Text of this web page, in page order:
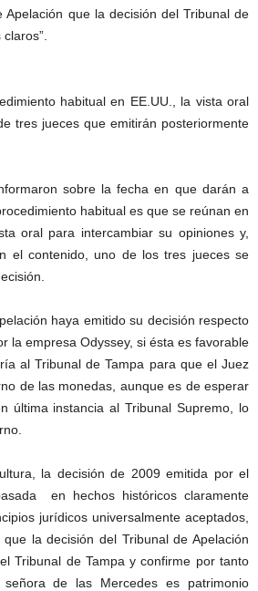
Apelación que la decisión del Tribunal de
habitual en EE.UU., la vista oral
tres jueces que emitirán posteriormente
sobre la fecha en que darán a
habitual es que se reúnan en
oral para intercambiar su opiniones y,
el contenido, uno de los tres jueces se
haya emitido su decisión respecto
la empresa Odyssey, si ésta es favorable
al Tribunal de Tampa para que el Juez
de las monedas, aunque es de esperar
última instancia al Tribunal Supremo, lo
la decisión de 2009 emitida por el
en hechos históricos claramente
jurídicos universalmente aceptados,
la decisión del Tribunal de Apelación
Tribunal de Tampa y confirme por tanto
de las Mercedes es patrimonio